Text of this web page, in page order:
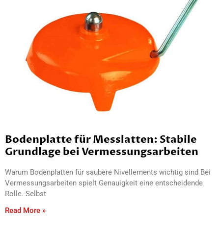
Bodenplatte für Messlatten: Stabile
Grundlage bei Vermessungsarbeiten
Warum Bodenplatten für saubere Nivellements wichtig sind Bei
Vermessungsarbeiten spielt Genauigkeit eine entscheidende
Rolle. Selbst
Read More »